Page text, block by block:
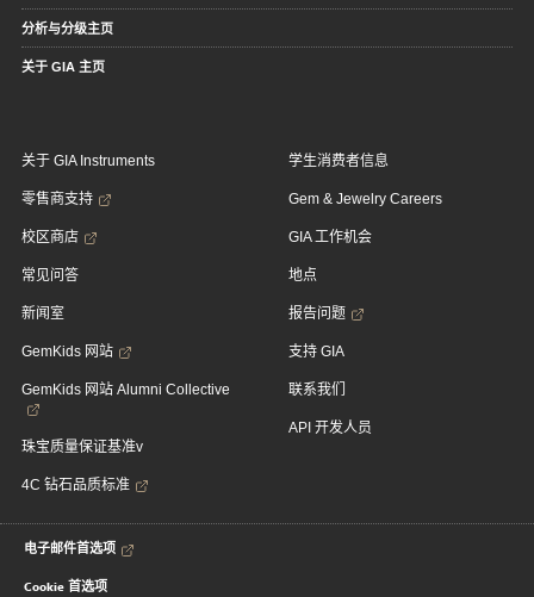
分析与分级主页
关于 GIA 主页
关于 GIA Instruments
零售商支持
校区商店
常见问答
新闻室
GemKids 网站
GemKids 网站 Alumni Collective
珠宝质量保证基准v
4C 钻石品质标准
学生消费者信息
Gem & Jewelry Careers
GIA 工作机会
地点
报告问题
支持 GIA
联系我们
API 开发人员
电子邮件首选项
Cookie 首选项